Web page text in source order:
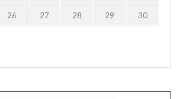
26 27 28 29 30